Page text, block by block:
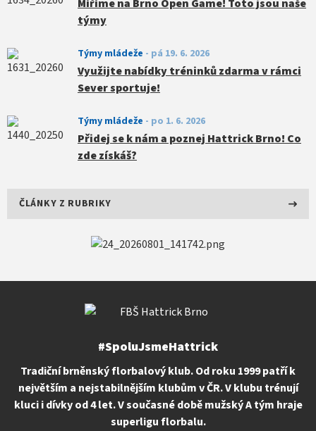
Míříme na Brno Open Game! Toto jsou naše
týmy
Týmy mládeže - pá 19. 6. 2026
Využijte nabídky tréninků zdarma v rámci
Sever sportuje!
Týmy mládeže - po 1. 6. 2026
Přidej se k nám a poznej Hattrick Brno! Co
zde získáš?
ČLÁNKY Z RUBRIKY
#SpoluJsmeHattrick
Tradiční brněnský florbalový klub. Od roku 1999 patří k
největším a nejstabilnějším klubům v ČR. V klubu trénují
kluci i dívky od 4 let. V současné době mužský A tým hraje
superligu florbalu.